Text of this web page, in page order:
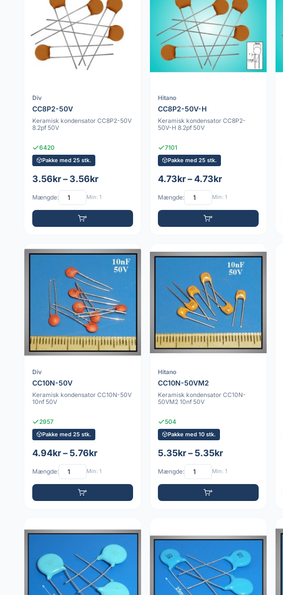
Div
CC8P2-50V
Keramisk kondensator CC8P2-50V
8.2pf 50V
6420
Pakke med 25 stk.
3.56kr – 3.56kr
Mængde: Min: 1
Hitano
CC8P2-50V-H
Keramisk kondensator CC8P2-
50V-H 8.2pf 50V
7101
Pakke med 25 stk.
4.73kr – 4.73kr
Mængde: Min: 1
Div
CC10N-50V
Keramisk kondensator CC10N-50V
10nf 50V
2957
Pakke med 25 stk.
4.94kr – 5.76kr
Mængde: Min: 1
Hitano
CC10N-50VM2
Keramisk kondensator CC10N-
50VM2 10nf 50V
504
Pakke med 10 stk.
5.35kr – 5.35kr
Mængde: Min: 1